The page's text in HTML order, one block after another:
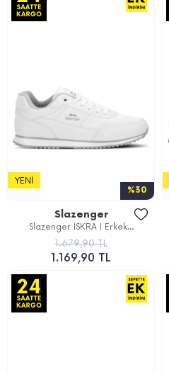
%30
YENI
Slazenger
Slazenger ISKRA I Erkek...
1.679,90 TL
1.169,90 TL